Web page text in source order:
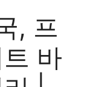
, 프
바